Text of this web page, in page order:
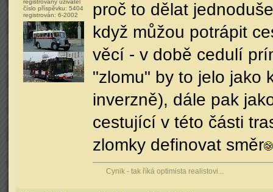
registrovaný uživatel
číslo příspěvku: 5404
registrován: 6-2002
proč to dělat
když můžou potrápit
věcí - v době cedulí
"zlomu" by to jelo jako
inverzně), dále pak
cestující v této části
zlomky definovat směr
Cynik - tak říká optimista realistovi...